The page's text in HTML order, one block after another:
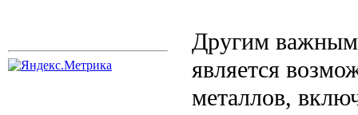
Другим важным
является
металлов,